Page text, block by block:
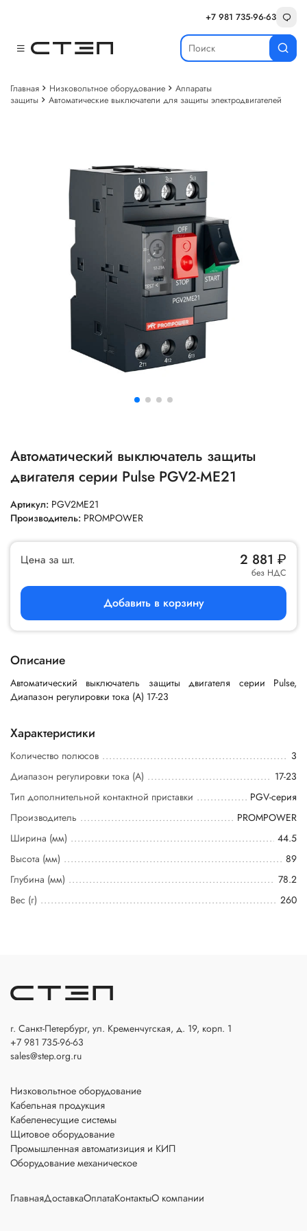
+7 981 735-96-63
Главная Низковольтное оборудование
Аппараты
защиты
Автоматические выключатели для защиты электродвигателей
Автоматический выключатель защиты
двигателя серии Pulse PGV2-ME21
Артикул: PGV2ME21
Производитель: PROMPOWER
Цена за шт. 2 881 ₽
без НДС
Добавить в корзину
Описание
Автоматический выключатель защиты двигателя серии Pulse,
Диапазон регулировки тока (A) 17-23
Характеристики
Количество полюсов
3
Диапазон регулировки тока (А)
17-23
Тип дополнительной контактной приставки
PGV-серия
Производитель
PROMPOWER
Ширина (мм)
44.5
Высота (мм)
89
Глубина (мм)
78.2
Вес (г)
260
г. Санкт-Петербург, ул. Кременчугская, д. 19, корп. 1
+7 981 735-96-63
sales@step.org.ru
ГлавнаяДоставкаОплатаКонтактыО компании
Низковольтное оборудование
Кабельная продукция
Кабеленесущие системы
Щитовое оборудование
Промышленная автоматизиция и КИП
Оборудование механическое